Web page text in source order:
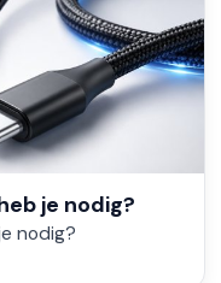
je nodig?
nodig?